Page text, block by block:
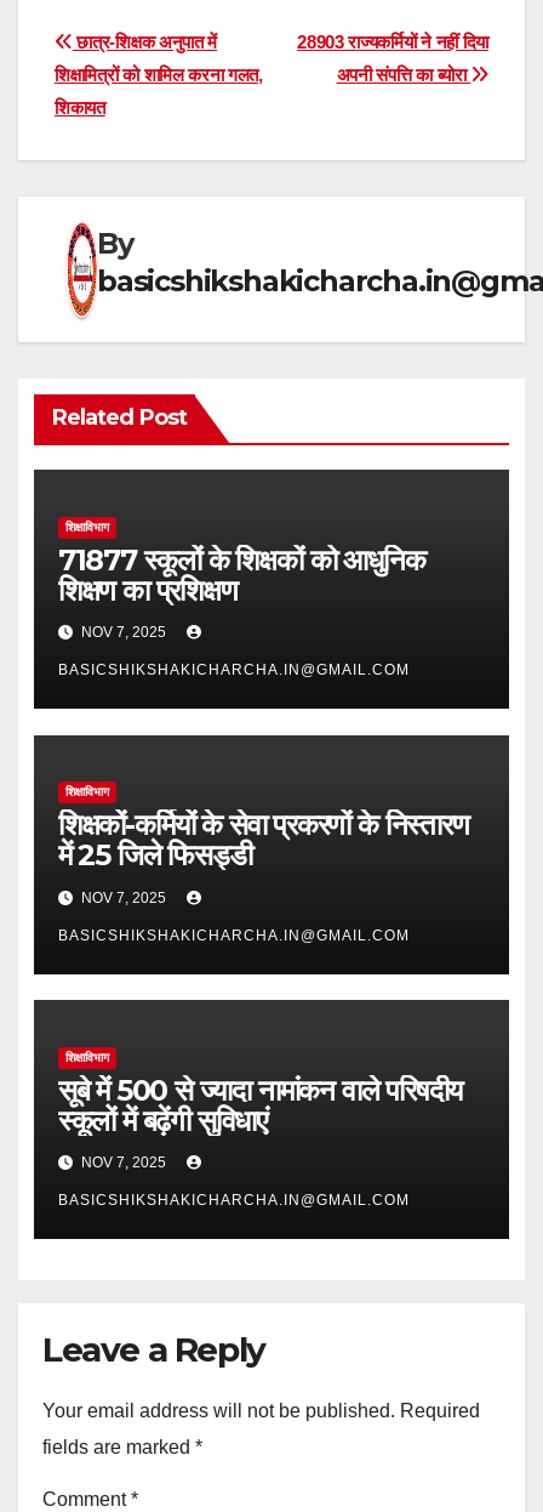
at
s
A
p
e
gr
m
c
e
o
e
Post
navigation
28903 राज्यकर्मियों ने नहीं दिया
अपनी संपत्ति का ब्योरा
छात्र-शिक्षक अनुपात में
शिक्षामित्रों को शामिल करना गलत,
शिकायत
By
Related Post
शिक्षाविभाग
71877 स्कूलों के शिक्षकों को आधुनिक
शिक्षण का प्रशिक्षण
NOV 7, 2025
BASICSHIKSHAKICHARCHA.IN@GMAIL.COM
शिक्षाविभाग
शिक्षकों-कर्मियों के सेवा प्रकरणों के निस्तारण
में 25 जिले फिसड्डी
NOV 7, 2025
BASICSHIKSHAKICHARCHA.IN@GMAIL.COM
शिक्षाविभाग
सूबे में 500 से ज्यादा नामांकन वाले परिषदीय
स्कूलों में बढ़ेंगी सुविधाएं
NOV 7, 2025
BASICSHIKSHAKICHARCHA.IN@GMAIL.COM
Leave a Reply
Your email address will not be published. Required
fields are marked *
Comment*